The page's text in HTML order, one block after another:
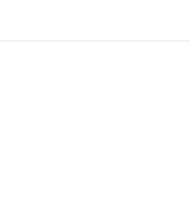
mais accessible,